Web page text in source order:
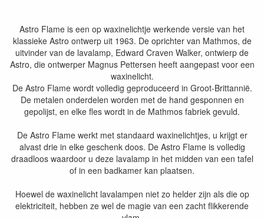
Astro Flame is een op waxinelichtje werkende versie van het
klassieke Astro ontwerp uit 1963. De oprichter van Mathmos, de
uitvinder van de lavalamp, Edward Craven Walker, ontwierp de
Astro, die ontwerper Magnus Pettersen heeft aangepast voor een
waxinelicht.
De Astro Flame wordt volledig geproduceerd in Groot-Brittannië.
De metalen onderdelen worden met de hand gesponnen en
gepolijst, en elke fles wordt in de Mathmos fabriek gevuld.
De Astro Flame werkt met standaard waxinelichtjes, u krijgt er
alvast drie in elke geschenk doos. De Astro Flame is volledig
draadloos waardoor u deze lavalamp in het midden van een tafel
of in een badkamer kan plaatsen.
Hoewel de waxinelicht lavalampen niet zo helder zijn als die op
elektriciteit, hebben ze wel de magie van een zacht flikkerende